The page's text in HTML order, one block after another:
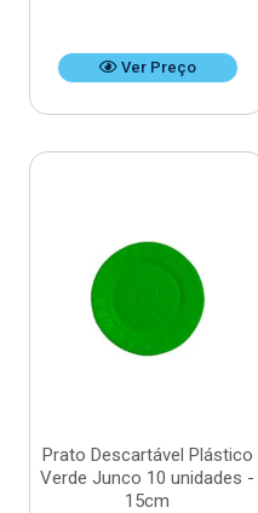
Ver Preço
Prato Descartável Plástico
Verde Junco 10 unidades -
15cm